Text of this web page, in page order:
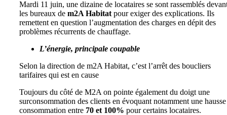
Mardi 11 juin, une dizaine de locataires se sont rassemblés
les bureaux de m2A Habitat pour exiger des explications. Ils
remettent en question l’augmentation des charges en dépit des
problèmes récurrents de chauffage.
L’énergie, principale coupable
Selon la direction de m2A Habitat, c’est l’arrêt des boucliers
tarifaires qui est en cause
Toujours du côté de M2A on pointe également du doigt une
surconsommation des clients en évoquant notamment une
consommation entre 70 et 100% pour certains locataires.